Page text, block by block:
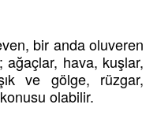
bir anda oluveren
ağaçlar, hava, kuşlar,
ve gölge, rüzgar,
olabilir.